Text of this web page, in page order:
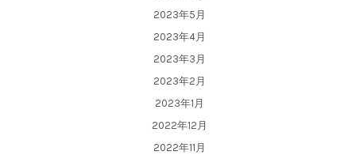
2023年5月
2023年4月
2023年3月
2023年2月
2023年1月
2022年12月
2022年11月